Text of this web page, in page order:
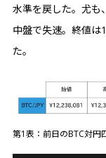
水準を戻した。尤も
中盤で失速。終値は
た。
第1表：前日のBTC対